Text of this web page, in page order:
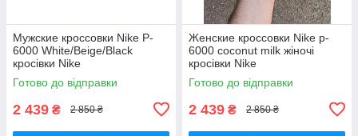
Мужские кроссовки Nike P-
6000 White/Beige/Black
кросівки Nike
Готово до відправки
2 439 ₴ 2 850 ₴
Женские кроссовки Nike p-
6000 coconut milk жіночі
кросівки Nike
Готово до відправки
2 439 ₴ 2 850 ₴